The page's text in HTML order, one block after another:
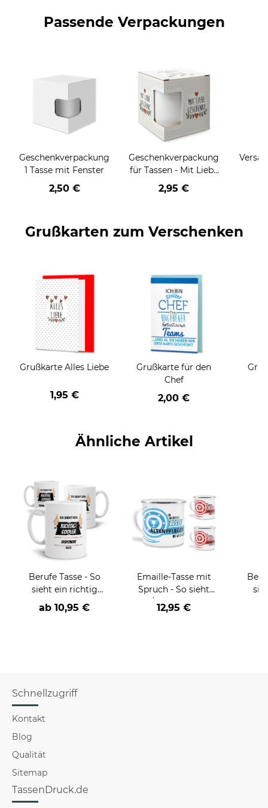
Passende Verpackungen
Geschenkverpackung
1 Tasse mit Fenster
2,50 €
Geschenkverpackung
für Tassen - Mit Liebe
geschenkt
2,95 €
Grußkarten zum Verschenken
Grußkarte Alles Liebe
1,95 €
Grußkarte für den
Chef
2,00 €
Ähnliche Artikel
Berufe Tasse - So
sieht ein richtig
cooler -BERUF- aus
ab 10,95 €
Emaille-Tasse mit
Spruch - So sieht
der/die beste - Ihr
Beruf - aus
12,95 €
Schnellzugriff
Kontakt
Blog
Qualität
Sitemap
TassenDruck.de